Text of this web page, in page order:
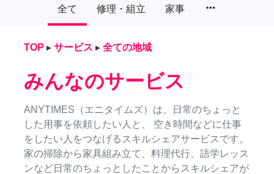
全て 修理・組立 家事 more_horiz
TOP ▸ サービス ▸ 全ての地域
みんなのサービス
ANYTIMES（エニタイムズ）は、日常のちょっと
した用事を依頼したい人と、 空き時間などに仕事
をしたい人をつなげるスキルシェアサービスです。
家の掃除から家具組み立て、料理代行、語学レッス
ンなど日常のちょっとしたことからスキルシェアが